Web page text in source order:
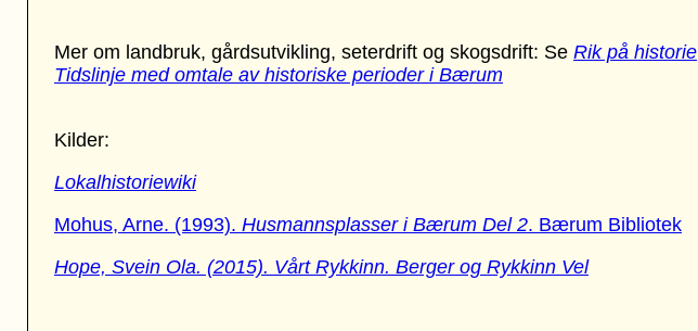
Mer om landbruk, gårdsutvikling, seterdrift og skogsdrift: Se Rik på historie
Tidslinje med omtale av historiske perioder i Bærum
Kilder:
Lokalhistoriewiki
Mohus, Arne. (1993). Husmannsplasser i Bærum Del 2. Bærum Bibliotek
Hope, Svein Ola. (2015). Vårt Rykkinn. Berger og Rykkinn Vel